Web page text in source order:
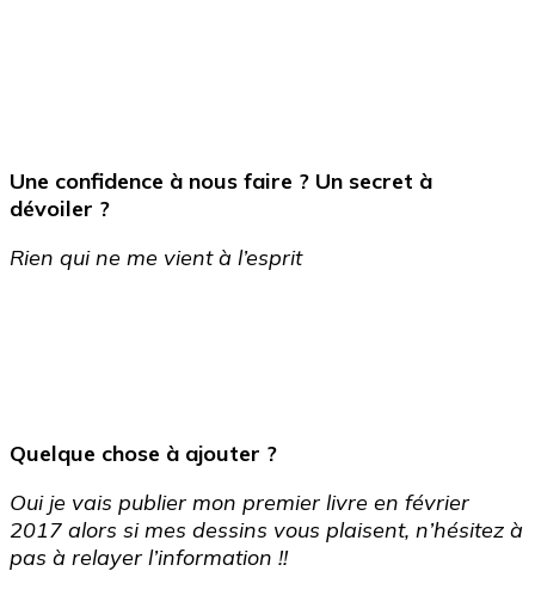
Une confidence à nous faire ? Un secret à
dévoiler ?
Rien qui ne me vient à l’esprit
Quelque chose à ajouter ?
Oui je vais publier mon premier livre en février
2017 alors si mes dessins vous plaisent, n’hésitez à
pas à relayer l’information !!